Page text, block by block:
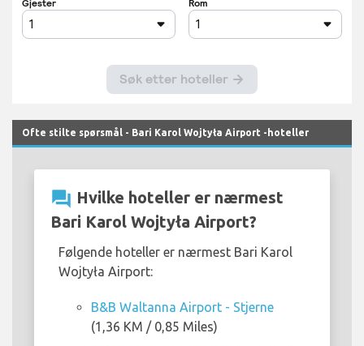
Ofte stilte spørsmål - Bari Karol Wojtyła Airport -hoteller
question_answer Hvilke hoteller er nærmest
Bari Karol Wojtyła Airport?
Følgende hoteller er nærmest Bari Karol
Wojtyła Airport:
B&B Waltanna Airport - Stjerne
(1,36 KM / 0,85 Miles)